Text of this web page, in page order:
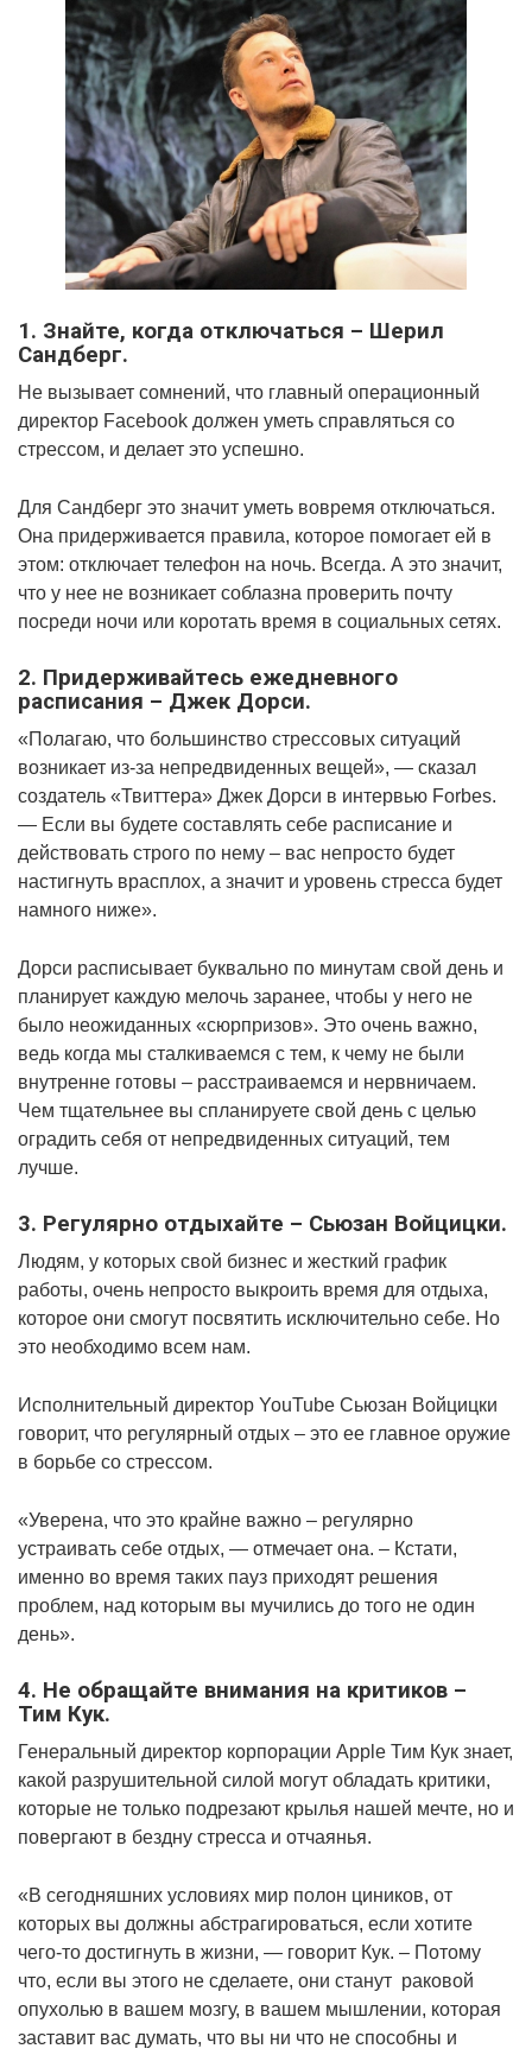
1. Знайте, когда отключаться – Шерил
Сандберг.
Не вызывает сомнений, что главный операционный
директор Facebook должен уметь справляться со
стрессом, и делает это успешно.
Для Сандберг это значит уметь вовремя отключаться.
Она придерживается правила, которое помогает ей в
этом: отключает телефон на ночь. Всегда. А это значит,
что у нее не возникает соблазна проверить почту
посреди ночи или коротать время в социальных сетях.
2. Придерживайтесь ежедневного
расписания – Джек Дорси.
«Полагаю, что большинство стрессовых ситуаций
возникает из-за непредвиденных вещей», — сказал
создатель «Твиттера» Джек Дорси в интервью Forbes.
— Если вы будете составлять себе расписание и
действовать строго по нему – вас непросто будет
настигнуть врасплох, а значит и уровень стресса будет
намного ниже».
Дорси расписывает буквально по минутам свой день и
планирует каждую мелочь заранее, чтобы у него не
было неожиданных «сюрпризов». Это очень важно,
ведь когда мы сталкиваемся с тем, к чему не были
внутренне готовы – расстраиваемся и нервничаем.
Чем тщательнее вы спланируете свой день с целью
оградить себя от непредвиденных ситуаций, тем
лучше.
3. Регулярно отдыхайте – Сьюзан Войцицки.
Людям, у которых свой бизнес и жесткий график
работы, очень непросто выкроить время для отдыха,
которое они смогут посвятить исключительно себе. Но
это необходимо всем нам.
Исполнительный директор YouTube Сьюзан Войцицки
говорит, что регулярный отдых – это ее главное оружие
в борьбе со стрессом.
«Уверена, что это крайне важно – регулярно
устраивать себе отдых, — отмечает она. – Кстати,
именно во время таких пауз приходят решения
проблем, над которым вы мучились до того не один
день».
4. Не обращайте внимания на критиков –
Тим Кук.
Генеральный директор корпорации Apple Тим Кук знает,
какой разрушительной силой могут обладать критики,
которые не только подрезают крылья нашей мечте, но и
повергают в бездну стресса и отчаянья.
«В сегодняшних условиях мир полон циников, от
которых вы должны абстрагироваться, если хотите
чего-то достигнуть в жизни, — говорит Кук. – Потому
что, если вы этого не сделаете, они станут раковой
опухолью в вашем мозгу, в вашем мышлении, которая
заставит вас думать, что вы ни что не способны и